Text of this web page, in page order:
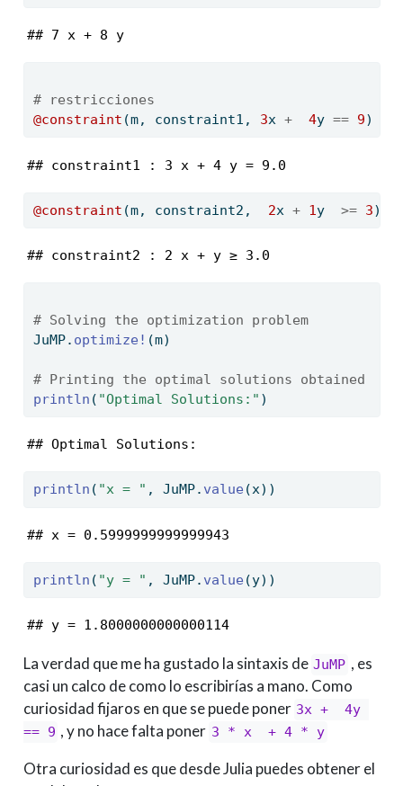
## 7 x + 8 y
# restricciones
@constraint (m, constraint1, 3x + 4y == 9)
## constraint1 : 3 x + 4 y = 9.0
@constraint (m, constraint2, 2x + 1y >= 3)
## constraint2 : 2 x + y ≥ 3.0
# Solving the optimization problem
JuMP. optimize! (m)
# Printing the optimal solutions obtained
println ( "Optimal Solutions:" )
## Optimal Solutions:
println ( "x = " , JuMP. value (x))
## x = 0.5999999999999943
println ( "y = " , JuMP. value (y))
## y = 1.8000000000000114
La verdad que me ha gustado la sintaxis de JuMP , es
casi un calco de como lo escribirías a mano. Como
curiosidad fijaros en que se puede poner 3x +  4y
== 9 , y no hace falta poner 3 * x  + 4 * y
Otra curiosidad es que desde Julia puedes obtener el